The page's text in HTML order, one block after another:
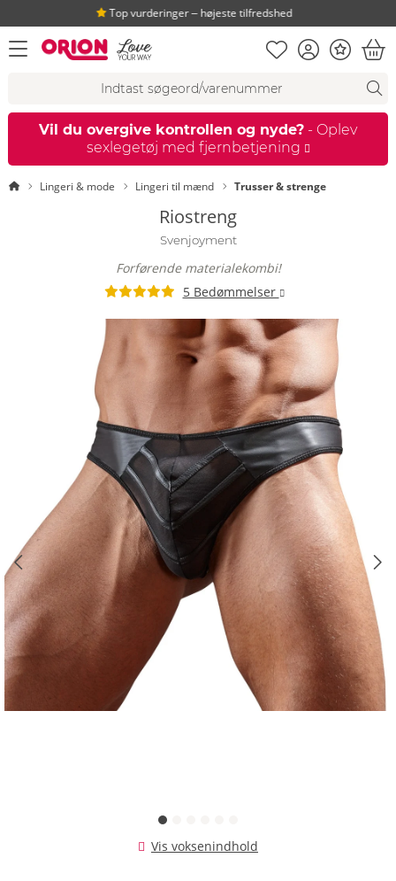
Top vurderinger ‒ højeste tilfredshed
åbn menu Huskeseddel
Kundekonto
Bonus
Vil du overgive kontrollen og nyde? - Oplev
sexlegetøj med fjernbetjening
StartsideLingeri & mode Lingeri til mænd Trusser & strenge
Riostreng
Svenjoyment
Forførende materialekombi!
5 Bedømmelser
Vis voksenindhold